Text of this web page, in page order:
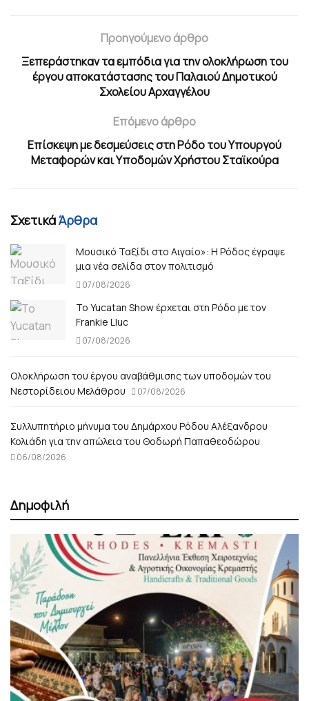
Προηγούμενο άρθρο
Ξεπεράστηκαν τα εμπόδια για την ολοκλήρωση του
έργου αποκατάστασης του Παλαιού Δημοτικού
Σχολείου Αρχαγγέλου
Επόμενο άρθρο
Επίσκεψη με δεσμεύσεις στη Ρόδο του Υπουργού
Μεταφορών και Υποδομών Χρήστου Σταϊκούρα
ΣχετικάΆρθρα
Μουσικό Ταξίδι στο Αιγαίο»: Η Ρόδος έγραψε
μια νέα σελίδα στον πολιτισμό
07/08/2026
Το Yucatan Show έρχεται στη Ρόδο με τον
Frankie Lluc
07/08/2026
Ολοκλήρωση του έργου αναβάθμισης των υποδομών του
Νεστορίδειου Μελάθρου
07/08/2026
Συλλυπητήριο μήνυμα του Δημάρχου Ρόδου Αλέξανδρου
Κολιάδη για την απώλεια του Θοδωρή Παπαθεοδώρου
06/08/2026
Δημοφιλή